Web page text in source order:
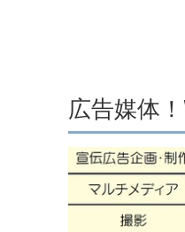
広告媒体